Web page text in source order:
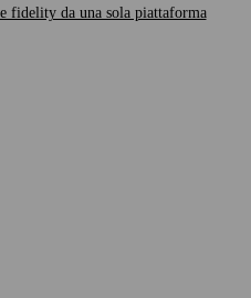
fidelity da una sola piattaforma